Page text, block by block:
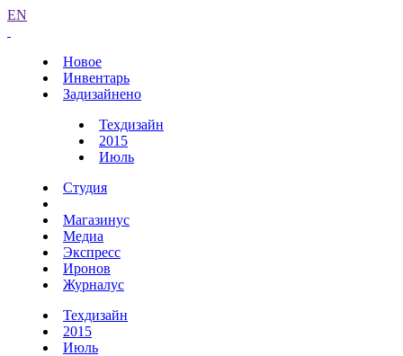
EN
Новое
Инвентарь
Задизайнено
Техдизайн
2015
Июль
Студия
Магазинус
Медиа
Экспресс
Иронов
Журналус
Техдизайн
2015
Июль